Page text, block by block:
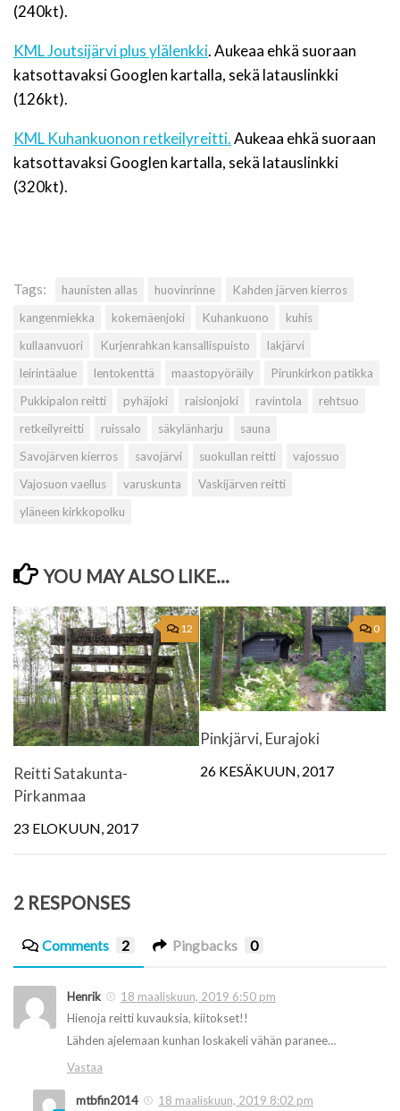
(240kt).
KML Joutsijärvi plus ylälenkki. Aukeaa ehkä suoraan
katsottavaksi Googlen kartalla, sekä latauslinkki
(126kt).
KML Kuhankuonon retkeilyreitti.Aukeaa ehkä suoraan
katsottavaksi Googlen kartalla, sekä latauslinkki
(320kt).
Tags: haunisten allas huovinrinne
Kahden järven kierros
kangenmiekka
kokemäenjoki Kuhankuono
kuhis
kullaanvuori
Kurjenrahkan kansallispuisto
lakjärvi
leirintäalue
lentokenttä maastopyöräily
Pirunkirkon patikka
Pukkipalon reitti
pyhäjoki raisionjoki ravintola
rehtsuo
retkeilyreitti
ruissalo säkylänharju
sauna
Savojärven kierros
savojärvi suokullan reitti
vajossuo
Vajosuon vaellus
varuskunta
Vaskijärven reitti
yläneen kirkkopolku
YOU MAY ALSO LIKE...
12
Reitti Satakunta-
Pirkanmaa
23 ELOKUUN, 2017
0
Pinkjärvi, Eurajoki
26 KESÄKUUN, 2017
2 RESPONSES
Comments 2 Pingbacks 0
Henrik
18 maaliskuun, 2019 6:50 pm
Hienoja reitti kuvauksia, kiitokset!!
Lähden ajelemaan kunhan loskakeli vähän paranee…
Vastaa
mtbfin2014 18 maaliskuun, 2019 8:02 pm